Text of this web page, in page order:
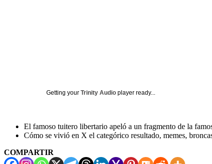
Getting your Trinity Audio player ready...
El famoso tuitero libertario apeló a un fragmento de la
Cómo se vivió en X el categórico resultado, memes,
COMPARTIR